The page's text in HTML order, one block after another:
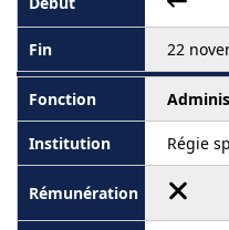
22
Régie